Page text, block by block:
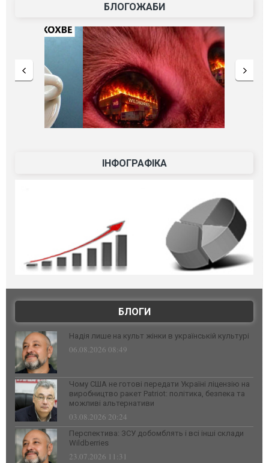
БЛОГОЖАБИ
ІНФОГРАФІКА
БЛОГИ
Надія лише на культ жінки в українській культурі
06.08.2026 08:49
Чому США не готові передати Україні ліцензію на
виробництво ракет Patriot: політика, безпека та
можливі альтернативи
03.08.2026 20:24
Перспектива: ЗСУ добомблять і всі інші склади
Wildberries
23.07.2026 11:31